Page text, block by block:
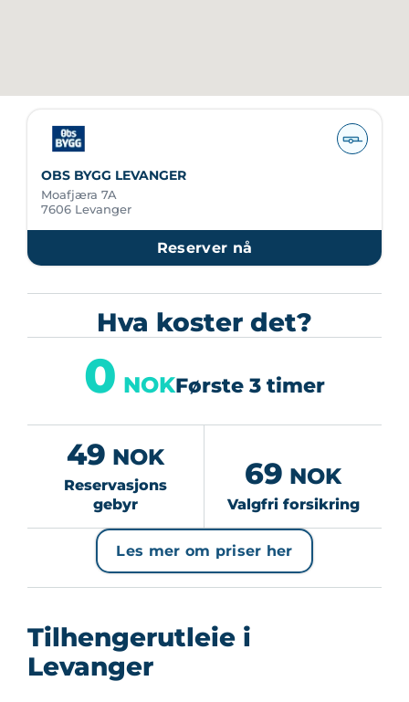
OBS BYGG LEVANGER
Moafjæra 7A
7606 Levanger
Reserver nå
Hva koster det?
49 NOK
Reservasjons
gebyr
0 NOKFørste 3 timer
69 NOK
Valgfri forsikring
Les mer om priser her
Tilhengerutleie i
Levanger